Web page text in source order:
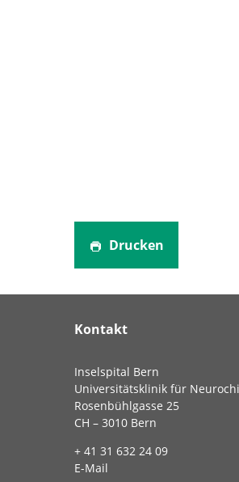
Drucken
Kontakt
Inselspital Bern
Universitätsklinik für
Rosenbühlgasse 25
CH – 3010 Bern
+ 41 31 632 24 09
E-Mail